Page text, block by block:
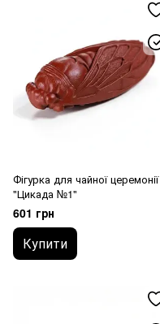
Фігурка для чайної церемонії
"Цикада №1"
601 грн
Купити